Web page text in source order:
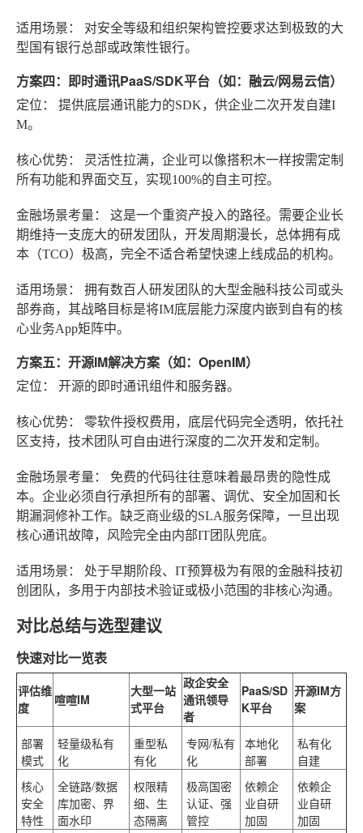
适用场景：
对安全等级和组织架构管控要求达到极致的大
型国有银行总部或政策性银行。
方案四：即时通讯PaaS/SDK平台（如：融云/网易云信）
定位：
提供底层通讯能力的SDK，供企业二次开发自建I
M。
核心优势：
灵活性拉满，企业可以像搭积木一样按需定制
所有功能和界面交互，实现100%的自主可控。
金融场景考量：
这是一个重资产投入的路径。需要企业长
期维持一支庞大的研发团队，开发周期漫长，总体拥有成
本（TCO）极高，完全不适合希望快速上线成品的机构。
适用场景：
拥有数百人研发团队的大型金融科技公司或头
部券商，其战略目标是将IM底层能力深度内嵌到自有的核
心业务App矩阵中。
方案五：开源IM解决方案（如：OpenIM）
定位： 开源的即时通讯组件和服务器。
核心优势：
零软件授权费用，底层代码完全透明，依托社
区支持，技术团队可自由进行深度的二次开发和定制。
金融场景考量：
免费的代码往往意味着最昂贵的隐性成
本。企业必须自行承担所有的部署、调优、安全加固和长
期漏洞修补工作。缺乏商业级的SLA服务保障，一旦出现
核心通讯故障，风险完全由内部IT团队兜底。
适用场景：
处于早期阶段、IT预算极为有限的金融科技初
创团队，多用于内部技术验证或极小范围的非核心沟通。
对比总结与选型建议
快速对比一览表
评估维
度
喧喧IM
大型一站
式平台
政企安全
通讯领导
者
PaaS/SD
K平台
开源IM方
案
部署
模式
轻量级私有
化
重型私
有化
专网/私有
化
本地化
部署
私有化
自建
核心
安全
特性
全链路/数据
库加密、界
面水印
权限精
细、生
态隔离
极高国密
认证、强
管控
依赖企
业自研
加固
依赖企
业自研
加固